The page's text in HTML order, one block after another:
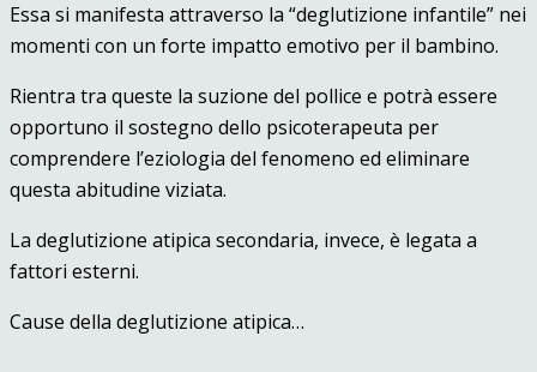
Essa si manifesta attraverso la “deglutizione infantile” nei
momenti con un forte impatto emotivo per il bambino.
Rientra tra queste la suzione del pollice e potrà essere
opportuno il sostegno dello psicoterapeuta per
comprendere l’eziologia del fenomeno ed eliminare
questa abitudine viziata.
La deglutizione atipica secondaria, invece, è legata a
fattori esterni.
Cause della deglutizione atipica…